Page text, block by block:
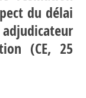
du délai
(CE, 25